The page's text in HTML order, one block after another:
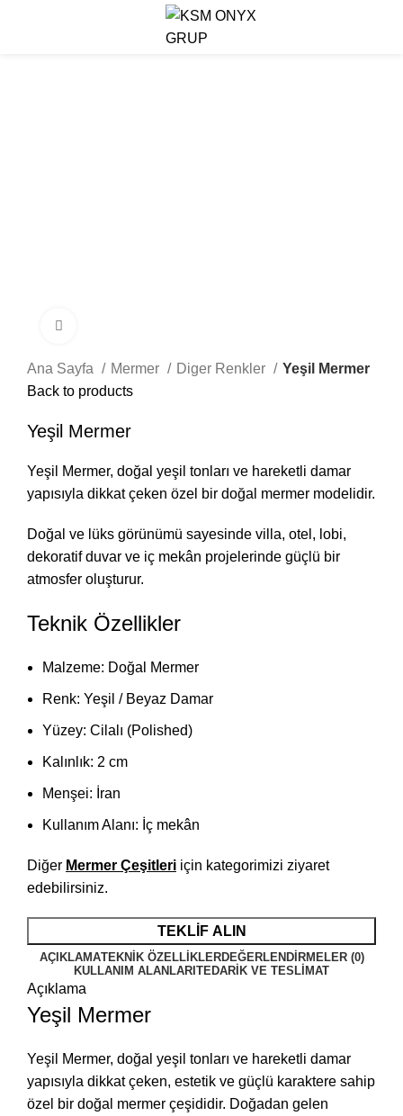
Ana Sayfa Mermer Diger Renkler
Yeşil Mermer
Back to products
Yeşil Mermer
Yeşil Mermer, doğal yeşil tonları ve hareketli damar
yapısıyla dikkat çeken özel bir doğal mermer modelidir.
Doğal ve lüks görünümü sayesinde villa, otel, lobi,
dekoratif duvar ve iç mekân projelerinde güçlü bir
atmosfer oluşturur.
Teknik Özellikler
Malzeme: Doğal Mermer
Renk: Yeşil / Beyaz Damar
Yüzey: Cilalı (Polished)
Kalınlık: 2 cm
Menşei: İran
Kullanım Alanı: İç mekân
Diğer Mermer Çeşitleri için kategorimizi ziyaret
edebilirsiniz.
TEKLİF ALIN
AÇIKLAMATEKNIK ÖZELLIKLERDEĞERLENDIRMELER (0)
KULLANIM ALANLARI TEDARIK VE TESLIMAT
Açıklama
Yeşil Mermer
Yeşil Mermer, doğal yeşil tonları ve hareketli damar
yapısıyla dikkat çeken, estetik ve güçlü karaktere sahip
özel bir doğal mermer çeşididir. Doğadan gelen